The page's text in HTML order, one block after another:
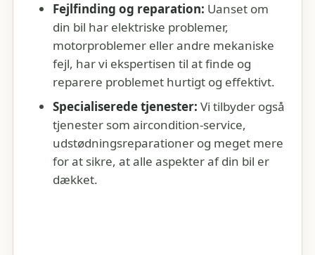
Fejlfinding og reparation: Uanset om
din bil har elektriske problemer,
motorproblemer eller andre mekaniske
fejl, har vi ekspertisen til at finde og
reparere problemet hurtigt og effektivt.
Specialiserede tjenester: Vi tilbyder også
tjenester som aircondition-service,
udstødningsreparationer og meget mere
for at sikre, at alle aspekter af din bil er
dækket.